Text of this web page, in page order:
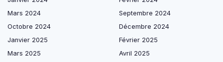
Mars 2024
Septembre 2024
Octobre 2024
Décembre 2024
Janvier 2025
Février 2025
Mars 2025
Avril 2025